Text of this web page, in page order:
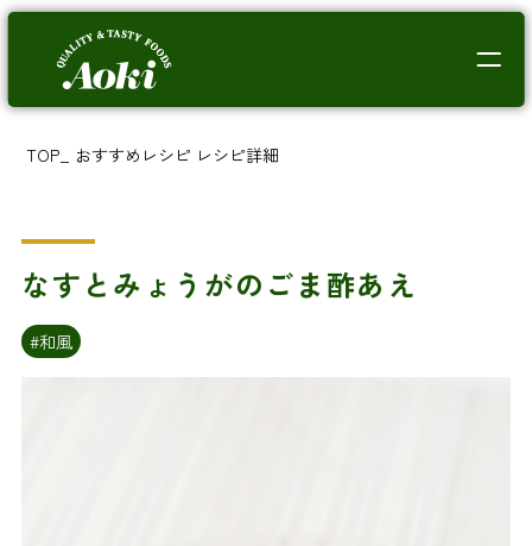
TOP おすすめレシピ レシピ詳細
なすとみょうがのごま酢あえ
#和風